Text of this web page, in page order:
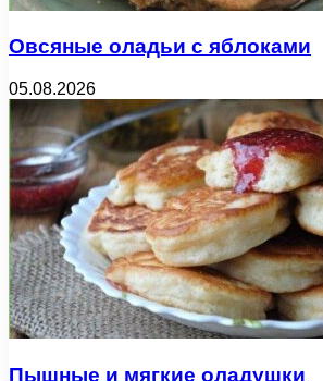
Овсяные оладьи с яблоками
05.08.2026
Пышные и мягкие оладушки